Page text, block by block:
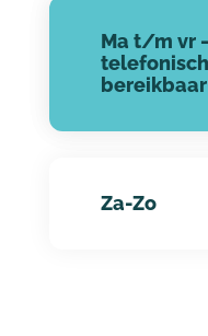
Ma t/m vr
telefonisch
bereikbaar
Za-Zo